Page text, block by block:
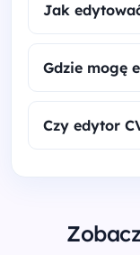
Jak
Gdzie mogę
Czy edytor